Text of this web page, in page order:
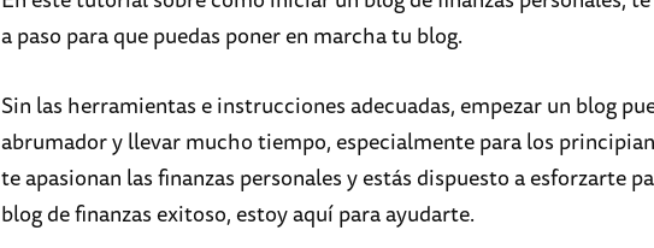
a paso para que puedas poner en marcha tu blog.
Sin las herramientas e instrucciones adecuadas, empezar un blog
abrumador y llevar mucho tiempo, especialmente para los
te apasionan las finanzas personales y estás dispuesto a esforzarte
blog de finanzas exitoso, estoy aquí para ayudarte.